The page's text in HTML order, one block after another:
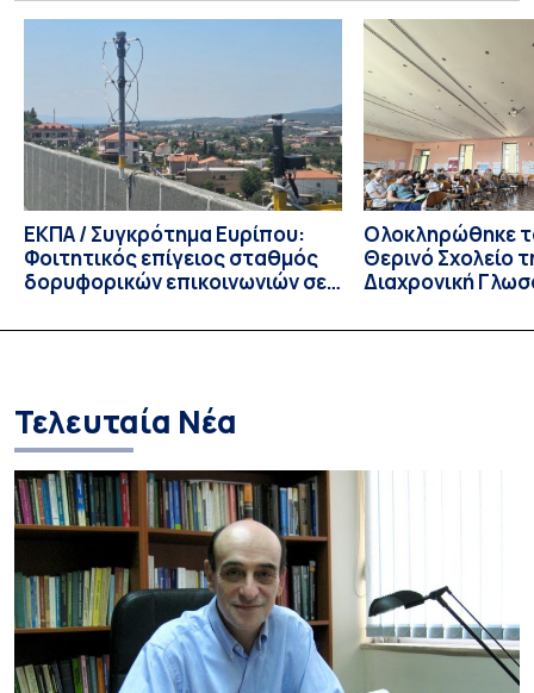
παράταση της προθεσμίας υποβολής εκδήλωσης
ενδιαφέροντος για την φοίτηση σε Προγράμματα Σπουδών,
Τμημάτων του Πανεπιστημίου μας στο Παράρτημα Κύπρου
για το ακαδημαϊκό έτος 2026-2027, έως τη Δευτέρα 31
Αυγούστου 2026. […]
ΕΚΠΑ / Συγκρότημα Ευρίπου:
Φοιτητικός επίγειος σταθμός
δορυφορικών επικοινωνιών σε
Ολοκληρώθηκε
Θερινό Σχολείο
Διαχρονική
Linguistics in
Τελευταία Νέα